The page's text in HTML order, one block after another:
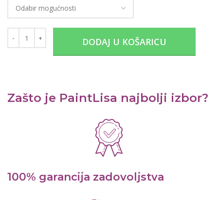
DODAJ U KOŠARICU
Zašto je PaintLisa najbolji izbor?
100% garancija zadovoljstva